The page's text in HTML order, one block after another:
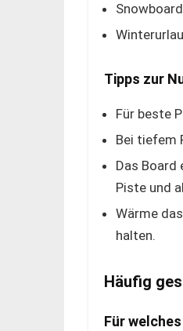
Tipps zur
Für beste
Bei tiefem
Das
Piste und
Wärme
halten.
Häufig
Für